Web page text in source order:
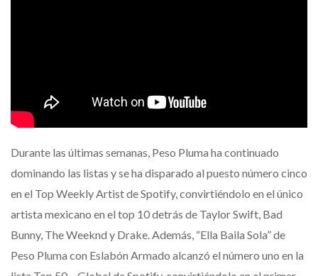
Durante las últimas semanas, Peso Pluma ha continuado
dominando las listas y se ha disparado al puesto número cinco
en el Top Weekly Artist de Spotify, convirtiéndolo en el único
artista mexicano en el top 10 detrás de Taylor Swift, Bad
Bunny, The Weeknd y Drake. Además, “Ella Baila Sola” de
Peso Pluma con Eslabón Armado alcanzó el número uno en la